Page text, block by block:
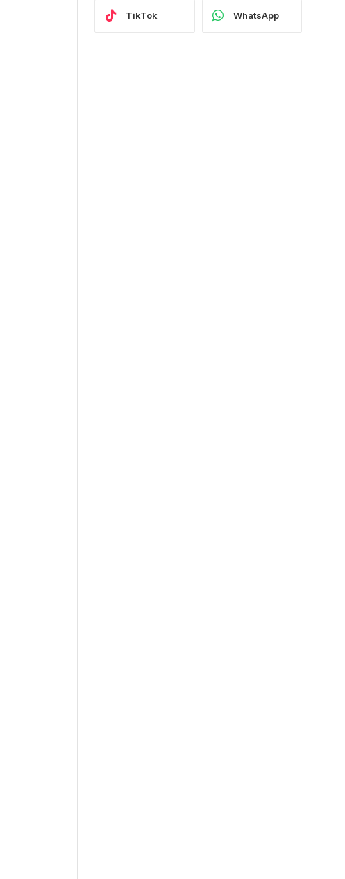
TikTok WhatsApp